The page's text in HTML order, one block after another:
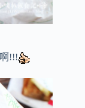
啊!!!